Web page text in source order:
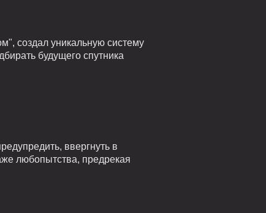
создал уникальную систему
будущего спутника
ввергнуть в
любопытства, предрекая